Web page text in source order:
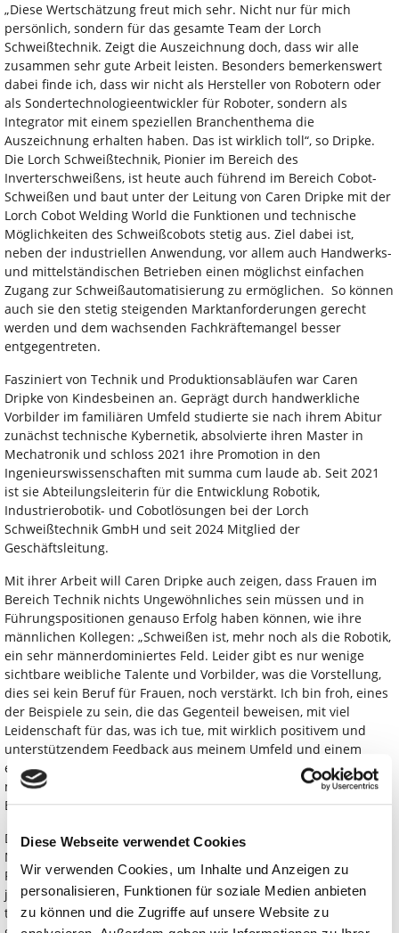
Diese Webseite verwendet Cookies
Wir verwenden Cookies, um Inhalte und Anzeigen zu
personalisieren, Funktionen für soziale Medien anbieten
zu können und die Zugriffe auf unsere Website zu
„Diese Wertschätzung freut mich sehr. Nicht nur für mich
persönlich, sondern für das gesamte Team der Lorch
Schweißtechnik. Zeigt die Auszeichnung doch, dass wir alle
zusammen sehr gute Arbeit leisten. Besonders bemerkenswert
dabei finde ich, dass wir nicht als Hersteller von Robotern oder
als Sondertechnologieentwickler für Roboter, sondern als
Integrator mit einem speziellen Branchenthema die
Auszeichnung erhalten haben. Das ist wirklich toll“, so Dripke.
Die Lorch Schweißtechnik, Pionier im Bereich des
Inverterschweißens, ist heute auch führend im Bereich Cobot-
Schweißen und baut unter der Leitung von Caren Dripke mit der
Lorch Cobot Welding World die Funktionen und technische
Möglichkeiten des Schweißcobots stetig aus. Ziel dabei ist,
neben der industriellen Anwendung, vor allem auch Handwerks-
und mittelständischen Betrieben einen möglichst einfachen
Zugang zur Schweißautomatisierung zu ermöglichen. So können
auch sie den stetig steigenden Marktanforderungen gerecht
werden und dem wachsenden Fachkräftemangel besser
entgegentreten.
Fasziniert von Technik und Produktionsabläufen war Caren
Dripke von Kindesbeinen an. Geprägt durch handwerkliche
Vorbilder im familiären Umfeld studierte sie nach ihrem Abitur
zunächst technische Kybernetik, absolvierte ihren Master in
Mechatronik und schloss 2021 ihre Promotion in den
Ingenieurswissenschaften mit summa cum laude ab. Seit 2021
ist sie Abteilungsleiterin für die Entwicklung Robotik,
Industrierobotik- und Cobotlösungen bei der Lorch
Schweißtechnik GmbH und seit 2024 Mitglied der
Geschäftsleitung.
Mit ihrer Arbeit will Caren Dripke auch zeigen, dass Frauen im
Bereich Technik nichts Ungewöhnliches sein müssen und in
Führungspositionen genauso Erfolg haben können, wie ihre
männlichen Kollegen: „Schweißen ist, mehr noch als die Robotik,
ein sehr männerdominiertes Feld. Leider gibt es nur wenige
sichtbare weibliche Talente und Vorbilder, was die Vorstellung,
dies sei kein Beruf für Frauen, noch verstärkt. Ich bin froh, eines
der Beispiele zu sein, die das Gegenteil beweisen, mit viel
Leidenschaft für das, was ich tue, mit wirklich positivem und
unterstützendem Feedback aus meinem Umfeld und einem
erfolgreichen Produkt. Ich bin mir sehr sicher, dass wir alle von
mehr weiblichen Talenten profitieren können, sei es in den
Bereichen Technik, Robotik oder Schweißen.“
Die IFR (International Federation of Robotics) wurde 1987 als
Non-Profit-Organisation gegründet und verbindet die Welt der
Robotik rund um den Globus. Seit 2024 zeichnet der Verband
jährlich 10 Frauen mit dem IFR Award „IFR's 10 Women Shaping
the Future of Robotics in 2025“ aus. Zu den Auswahlkriterien